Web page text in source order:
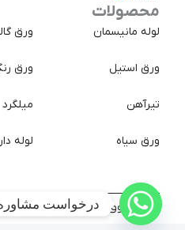
محصولات
لوله مانیسمان
ورق استیل
تیرآهن
ورق سیاه
ورق
ورق
میلگرد
لوله
کلیه حقوق سایت متعلق به شرکت
درخواست